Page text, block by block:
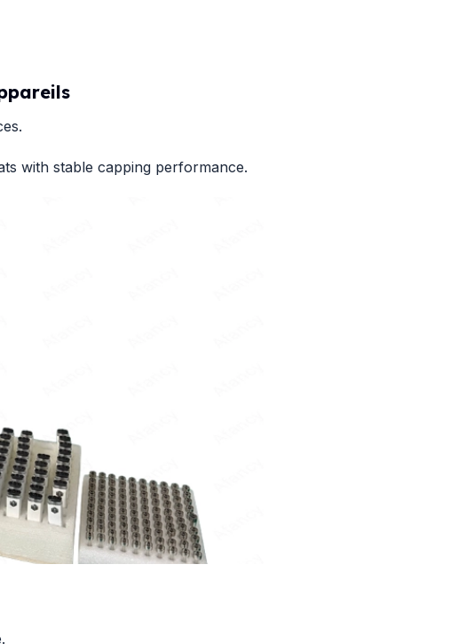
with stable capping performance.